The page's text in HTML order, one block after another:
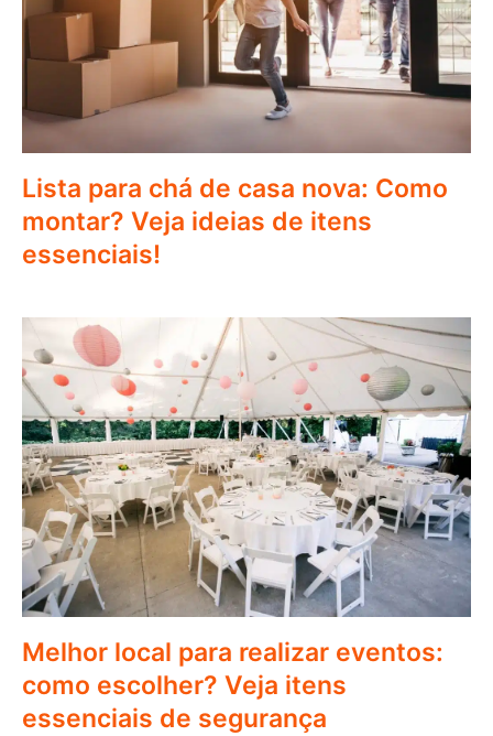
Lista para chá de casa nova: Como
montar? Veja ideias de itens
essenciais!
Melhor local para realizar eventos:
como escolher? Veja itens
essenciais de segurança